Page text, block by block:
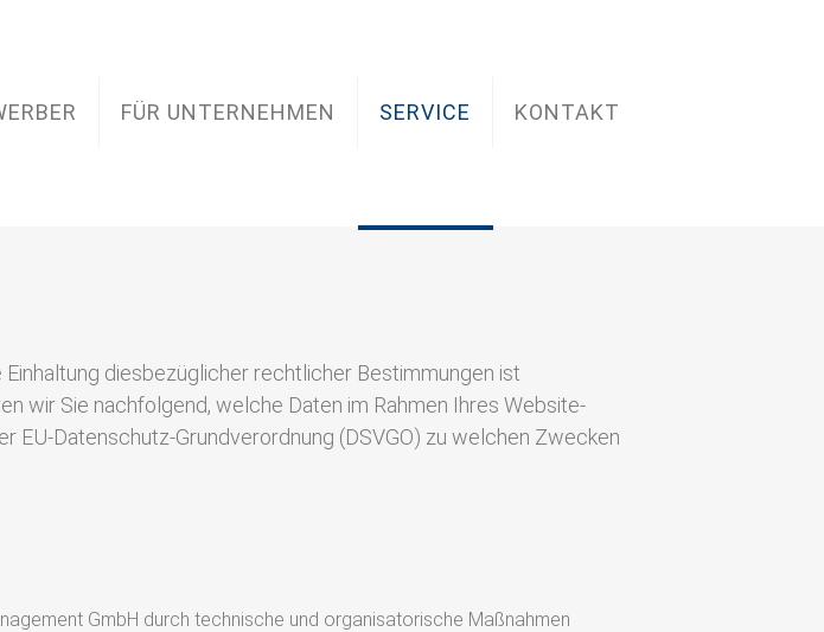
FÜR UNTERNEHMEN SERVICE KONTAKT
diesbezüglicher rechtlicher Bestimmungen ist
wir Sie nachfolgend, welche Daten im Rahmen Ihres Website-
EU-Datenschutz-Grundverordnung (DSVGO) zu welchen Zwecken
GmbH durch technische und organisatorische Maßnahmen